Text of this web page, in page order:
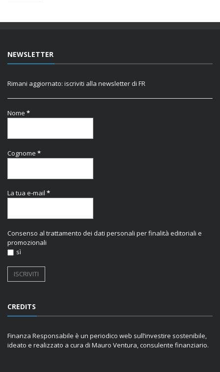
NEWSLETTER
Rimani aggiornato: iscriviti alla newsletter di FR
Nome *
Cognome *
La tua e-mail *
Consenso al trattamento dei dati personali per finalità editoriali e
promozionali
sì
CREDITS
Finanza Responsabile è un periodico web sull’investire sostenibile,
ideato e realizzato a cura di Mauro Ventura, consulente finanziario.